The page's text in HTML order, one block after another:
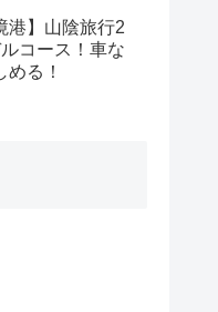
港】山陰旅行2
コース！車な
める！